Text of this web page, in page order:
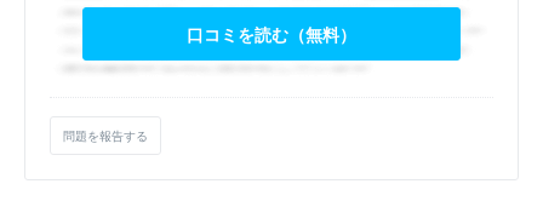
口コミを読む（無料）
問題を報告する